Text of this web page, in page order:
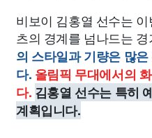
비보이 김홍열 선수는
츠의 경계를 넘나드는
의 스타일과 기량은 많
다. 올림픽 무대에서의
다. 김홍열 선수는 특히
계획입니다.